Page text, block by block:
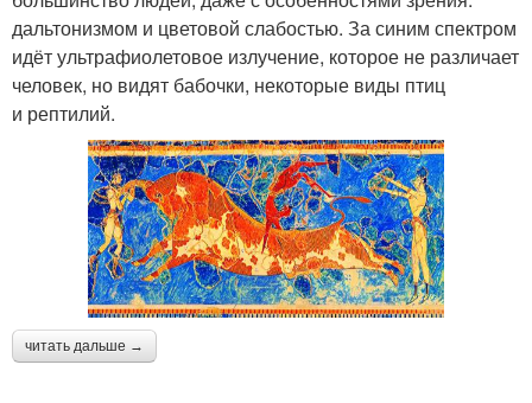
дальтонизмом и цветовой слабостью. За синим спектром
идёт ультрафиолетовое излучение, которое не различает
человек, но видят бабочки, некоторые виды птиц
и рептилий.
читать дальше →